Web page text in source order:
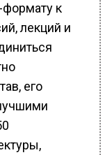
формату к
лекций и
его